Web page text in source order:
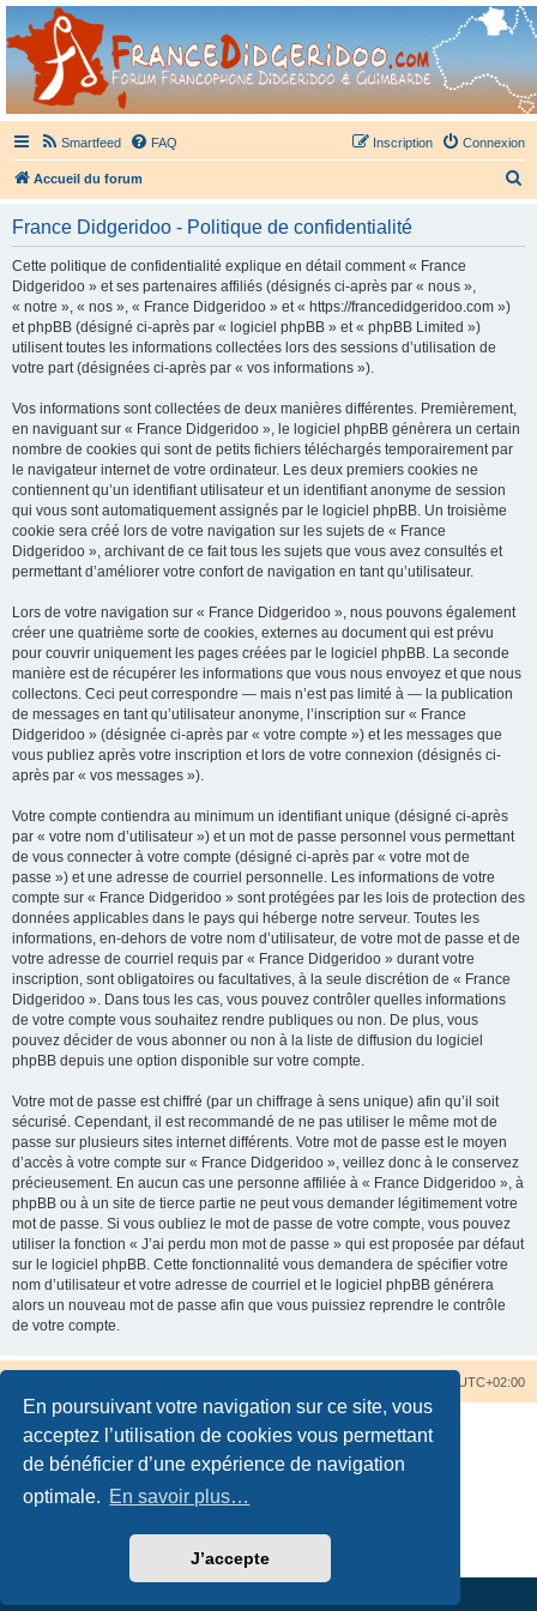
En poursuivant votre navigation sur ce site, vous
acceptez l’utilisation de cookies vous permettant
de bénéficier d’une expérience de navigation
optimale. En savoir plus…
J’accepte
France Didgeridoo
Didgeridoo et Guimbarde sur France Didgeridoo - retrouvez la communauté.
Smartfeed FAQ Connexion
Inscription
Accueil du forum
France Didgeridoo - Politique de confidentialité
Cette politique de confidentialité explique en détail comment « France
Didgeridoo » et ses partenaires affiliés (désignés ci-après par « nous »,
« notre », « nos », « France Didgeridoo » et « https://francedidgeridoo.com »)
et phpBB (désigné ci-après par « logiciel phpBB » et « phpBB Limited »)
utilisent toutes les informations collectées lors des sessions d’utilisation de
votre part (désignées ci-après par « vos informations »).
Vos informations sont collectées de deux manières différentes. Premièrement,
en naviguant sur « France Didgeridoo », le logiciel phpBB génèrera un certain
nombre de cookies qui sont de petits fichiers téléchargés temporairement par
le navigateur internet de votre ordinateur. Les deux premiers cookies ne
contiennent qu’un identifiant utilisateur et un identifiant anonyme de session
qui vous sont automatiquement assignés par le logiciel phpBB. Un troisième
cookie sera créé lors de votre navigation sur les sujets de « France
Didgeridoo », archivant de ce fait tous les sujets que vous avez consultés et
permettant d’améliorer votre confort de navigation en tant qu’utilisateur.
Lors de votre navigation sur « France Didgeridoo », nous pouvons également
créer une quatrième sorte de cookies, externes au document qui est prévu
pour couvrir uniquement les pages créées par le logiciel phpBB. La seconde
manière est de récupérer les informations que vous nous envoyez et que nous
collectons. Ceci peut correspondre — mais n’est pas limité à — la publication
de messages en tant qu’utilisateur anonyme, l’inscription sur « France
Didgeridoo » (désignée ci-après par « votre compte ») et les messages que
vous publiez après votre inscription et lors de votre connexion (désignés ci-
après par « vos messages »).
Votre compte contiendra au minimum un identifiant unique (désigné ci-après
par « votre nom d’utilisateur ») et un mot de passe personnel vous permettant
de vous connecter à votre compte (désigné ci-après par « votre mot de
passe ») et une adresse de courriel personnelle. Les informations de votre
compte sur « France Didgeridoo » sont protégées par les lois de protection des
données applicables dans le pays qui héberge notre serveur. Toutes les
informations, en-dehors de votre nom d’utilisateur, de votre mot de passe et de
votre adresse de courriel requis par « France Didgeridoo » durant votre
inscription, sont obligatoires ou facultatives, à la seule discrétion de « France
Didgeridoo ». Dans tous les cas, vous pouvez contrôler quelles informations
de votre compte vous souhaitez rendre publiques ou non. De plus, vous
pouvez décider de vous abonner ou non à la liste de diffusion du logiciel
phpBB depuis une option disponible sur votre compte.
Votre mot de passe est chiffré (par un chiffrage à sens unique) afin qu’il soit
sécurisé. Cependant, il est recommandé de ne pas utiliser le même mot de
passe sur plusieurs sites internet différents. Votre mot de passe est le moyen
d’accès à votre compte sur « France Didgeridoo », veillez donc à le conservez
précieusement. En aucun cas une personne affiliée à « France Didgeridoo », à
phpBB ou à un site de tierce partie ne peut vous demander légitimement votre
mot de passe. Si vous oubliez le mot de passe de votre compte, vous pouvez
utiliser la fonction « J’ai perdu mon mot de passe » qui est proposée par défaut
sur le logiciel phpBB. Cette fonctionnalité vous demandera de spécifier votre
nom d’utilisateur et votre adresse de courriel et le logiciel phpBB générera
alors un nouveau mot de passe afin que vous puissiez reprendre le contrôle
de votre compte.
UTC+02:00
Traduction française officielle©
Confidentialité